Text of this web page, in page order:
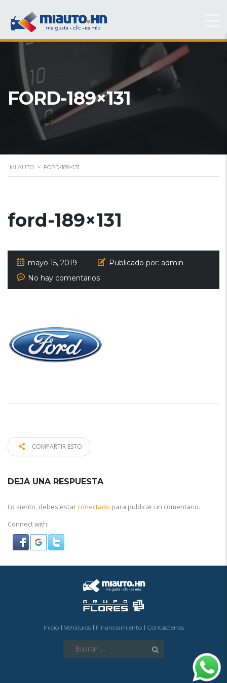
FORD-189×131
MI AUTO > FORD-189×131
ford-189×131
mayo 15, 2019 Publicado por: admin
No hay comentarios
COMPARTIR ESTO
DEJA UNA RESPUESTA
Lo siento, debes estarconectado para publicar un comentario.
Connect with:
Inicio Vehículos Financiamiento Contáctenos